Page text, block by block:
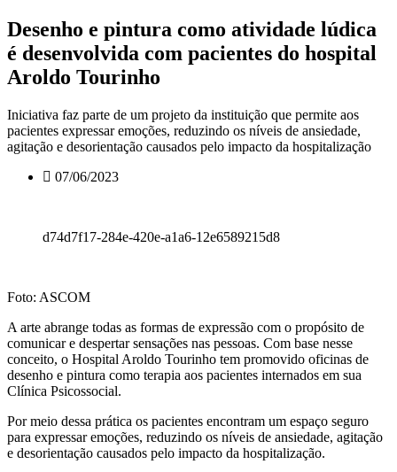
Desenho e pintura como atividade lúdica
é desenvolvida com pacientes do hospital
Aroldo Tourinho
Iniciativa faz parte de um projeto da instituição que permite aos
pacientes expressar emoções, reduzindo os níveis de ansiedade,
agitação e desorientação causados pelo impacto da hospitalização
07/06/2023
d74d7f17-284e-420e-a1a6-12e6589215d8
Foto: ASCOM
A arte abrange todas as formas de expressão com o propósito de
comunicar e despertar sensações nas pessoas. Com base nesse
conceito, o Hospital Aroldo Tourinho tem promovido oficinas de
desenho e pintura como terapia aos pacientes internados em sua
Clínica Psicossocial.
Por meio dessa prática os pacientes encontram um espaço seguro
para expressar emoções, reduzindo os níveis de ansiedade, agitação
e desorientação causados pelo impacto da hospitalização.